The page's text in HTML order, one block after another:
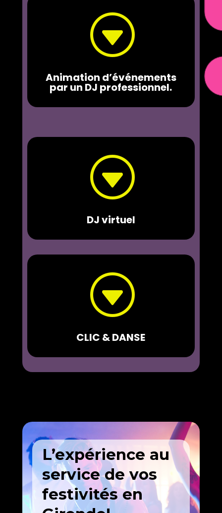
G
Animation d’événements
par un DJ professionnel.
G
DJ virtuel
G
CLIC & DANSE
L’expérience au
service de vos
festivités en